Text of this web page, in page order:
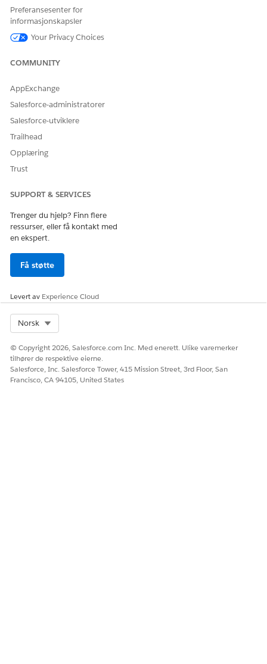
Bruk generativ AI til å automatisere opprettelse av
vurderingsspørsmål ved å bruke det oppgitte målet.
Øk hastigheten på opprettelsen av skjemaer ved å bruke
basert på spesifikke mål som låneinntak eller
forslag til Discovery Framework-vurderingsskjemaer med
denne AI-drevne arbeidsflyten.
La oss få vite det slik at vi kan forbedre!
Preferansesenter for
informasjonskapsler
Your Privacy Choices
COMMUNITY
AppExchange
Salesforce-administratorer
Salesforce-utviklere
Trailhead
Opplæring
Trust
SUPPORT & SERVICES
Trenger du hjelp? Finn flere
ressurser, eller få kontakt med
en ekspert.
Få støtte
Levert av Experience Cloud
Norsk
© Copyright 2026, Salesforce.com Inc. Med enerett. Ulike varemerker
tilhører de respektive eierne.
Salesforce, Inc. Salesforce Tower, 415 Mission Street, 3rd Floor, San
Francisco, CA 94105, United States